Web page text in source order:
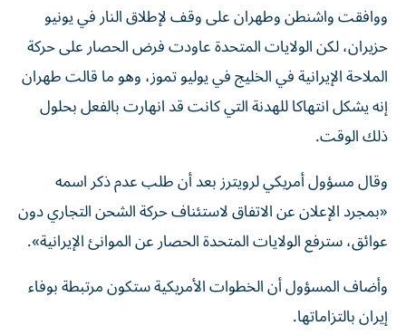
ووافقت واشنطن وطهران على وقف لإطلاق النار في يونيو
حزيران، لكن الولايات المتحدة عاودت فرض الحصار على حركة
الملاحة الإيرانية في الخليج في يوليو تموز، وهو ما قالت طهران
إنه يشكل انتهاكا للهدنة التي كانت قد انهارت بالفعل بحلول
ذلك الوقت.
وقال مسؤول أمريكي لرويترز بعد أن طلب عدم ذكر اسمه
«بمجرد الإعلان عن الاتفاق لاستئناف حركة ​الشحن التجاري دون
عوائق، ‌سترفع الولايات المتحدة الحصار عن الموانئ الإيرانية».
وأضاف المسؤول أن الخطوات الأمريكية ستكون مرتبطة بوفاء
إيران بالتزاماتها.